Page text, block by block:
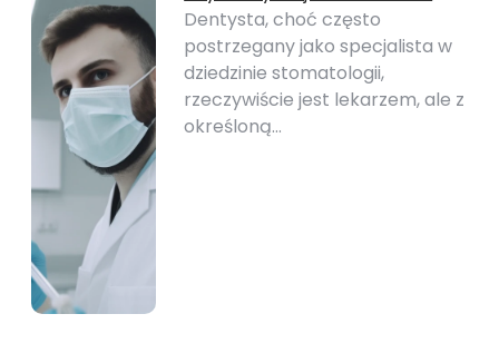
Dentysta, choć często
postrzegany jako specjalista w
dziedzinie stomatologii,
rzeczywiście jest lekarzem, ale z
określoną…